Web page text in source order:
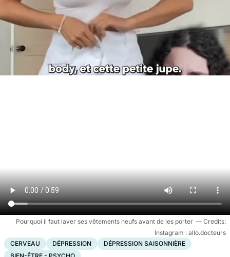
Pourquoi il faut laver ses vêtements neufs avant de les porter
Instagram : allo.docteurs
CERVEAU
DÉPRESSION
DÉPRESSION SAISONNIÈRE